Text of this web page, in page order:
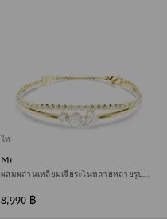
ใหม่
Mesmera สร้อยข้อมือ
ผสมผสานเหลี่ยมเจียระไนหลายหลายรูป
8,990 ฿